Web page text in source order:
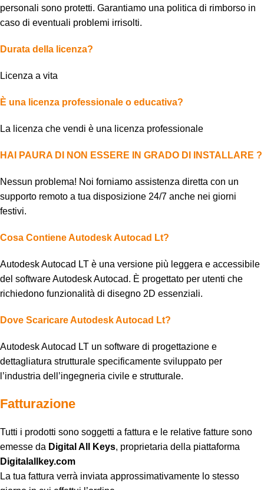
personali sono protetti. Garantiamo una politica di rimborso in
caso di eventuali problemi irrisolti.
Durata della licenza?
Licenza a vita
È una licenza professionale o educativa?
La licenza che vendi è una licenza professionale
HAI PAURA DI NON ESSERE IN GRADO DI INSTALLARE ?
Nessun problema! Noi forniamo assistenza diretta con un
supporto remoto a tua disposizione 24/7 anche nei giorni
festivi.
Cosa Contiene Autodesk Autocad Lt?
Autodesk Autocad LT è una versione più leggera e accessibile
del software Autodesk Autocad. È progettato per utenti che
richiedono funzionalità di disegno 2D essenziali.
Dove Scaricare Autodesk Autocad Lt?
Autodesk Autocad LT un software di progettazione e
dettagliatura strutturale specificamente sviluppato per
l’industria dell’ingegneria civile e strutturale.
Fatturazione
Tutti i prodotti sono soggetti a fattura e le relative fatture sono
emesse da Digital All Keys, proprietaria della piattaforma
Digitalallkey.com
La tua fattura verrà inviata approssimativamente lo stesso